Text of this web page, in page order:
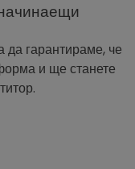
да гарантираме, че
и ще станете